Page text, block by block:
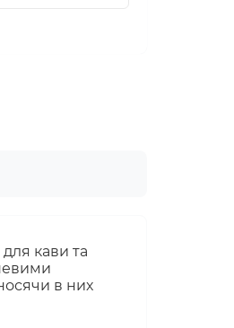
кави та
в них